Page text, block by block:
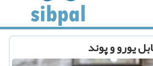
یورو و پوند